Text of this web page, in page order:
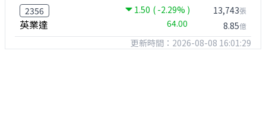
2356 1.50 ( -2.29% )
英業達 64.00
13,743張
8.85億
更新時間：2026-08-08 16:01:29